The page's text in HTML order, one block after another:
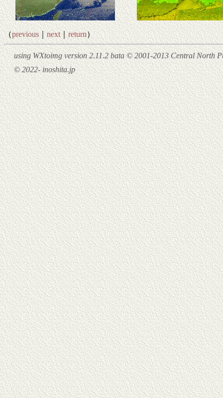
（previous｜next｜return）
using WXtoimg version 2.11.2 bata © 2001-2013 Central North
© 2022- inoshita.jp